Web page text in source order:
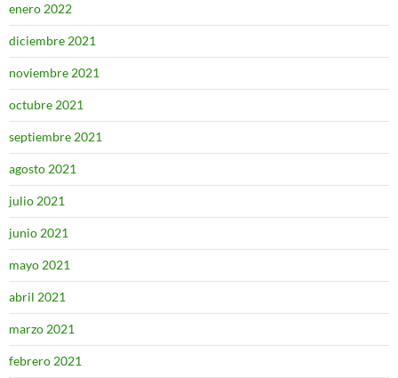
enero 2022
diciembre 2021
noviembre 2021
octubre 2021
septiembre 2021
agosto 2021
julio 2021
junio 2021
mayo 2021
abril 2021
marzo 2021
febrero 2021